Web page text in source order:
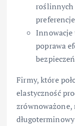
roślinnych
poprawa
Firmy, które
elastyczność
zrównoważone,